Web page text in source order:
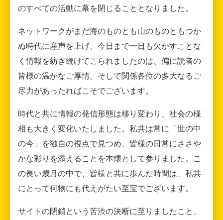
のすべての活動に幕を閉じることとなりました。
ネットワークがまだ海のものとも山のものともつか
ぬ時代に産声を上げ、今日まで一日も欠かすことな
く情報を紡ぎ続けてこられましたのは、偏に読者の
皆様の温かなご厚情、そして関係各位の多大なるご
尽力があったればこそでございます。
時代と共に情報の発信形態は移り変わり、社会の様
相も大きく変化いたしました。私共は常に「世の中
の今」を独自の視点で見つめ、皆様の日常にささや
かな彩りを添えることを本懐として参りました。こ
の長い歳月の中で、皆様と共に歩んだ時間は、私共
にとって何物にも代えがたい至宝でございます。
サイトの閉鎖という苦渋の決断に至りましたこと、